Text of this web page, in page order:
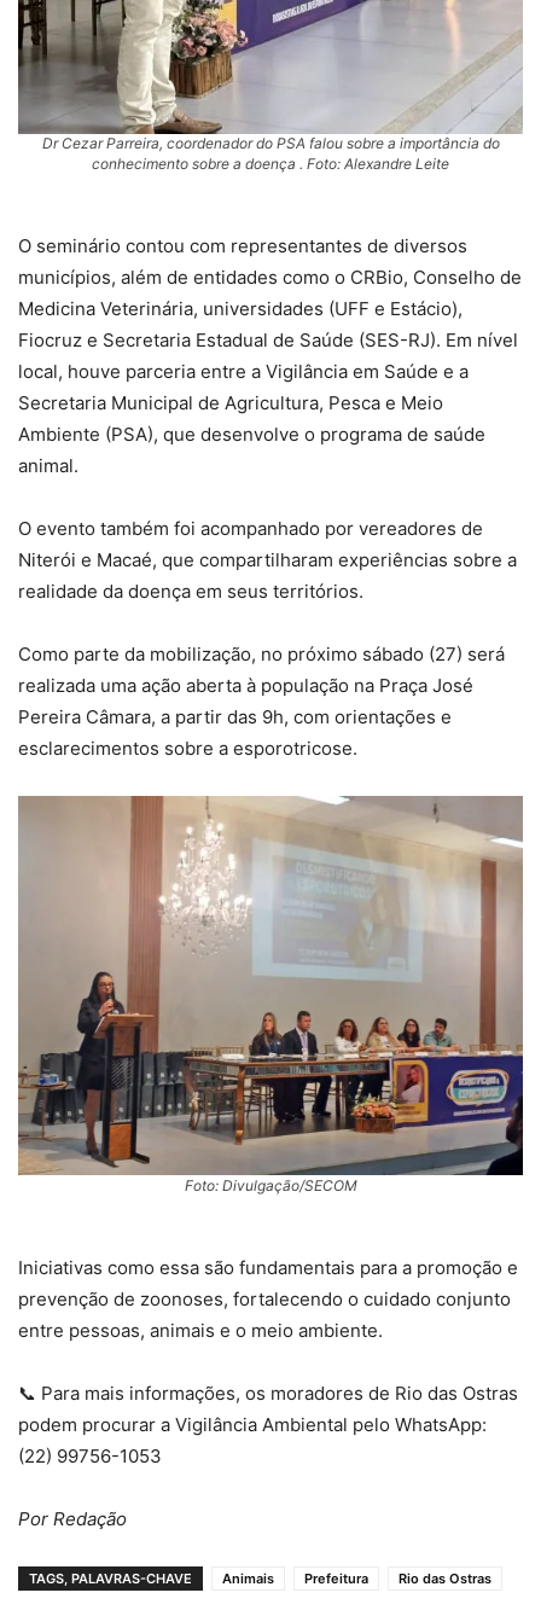
Dr Cezar Parreira, coordenador do PSA falou sobre a importância do
conhecimento sobre a doença . Foto: Alexandre Leite
O seminário contou com representantes de diversos
municípios, além de entidades como o CRBio, Conselho de
Medicina Veterinária, universidades (UFF e Estácio),
Fiocruz e Secretaria Estadual de Saúde (SES-RJ). Em nível
local, houve parceria entre a Vigilância em Saúde e a
Secretaria Municipal de Agricultura, Pesca e Meio
Ambiente (PSA), que desenvolve o programa de saúde
animal.
O evento também foi acompanhado por vereadores de
Niterói e Macaé, que compartilharam experiências sobre a
realidade da doença em seus territórios.
Como parte da mobilização, no próximo sábado (27) será
realizada uma ação aberta à população na Praça José
Pereira Câmara, a partir das 9h, com orientações e
esclarecimentos sobre a esporotricose.
Foto: Divulgação/SECOM
Iniciativas como essa são fundamentais para a promoção e
prevenção de zoonoses, fortalecendo o cuidado conjunto
entre pessoas, animais e o meio ambiente.
📞 Para mais informações, os moradores de Rio das Ostras
podem procurar a Vigilância Ambiental pelo WhatsApp:
(22) 99756-1053
Por Redação
TAGS, PALAVRAS-CHAVE Animais Prefeitura Rio das Ostras